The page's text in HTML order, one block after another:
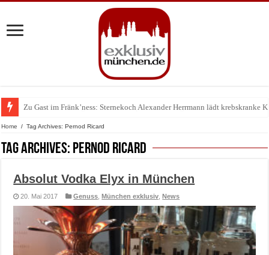
Zu Gast im Fränk’ness: Sternekoch Alexander Herrmann lädt krebskranke
Warum München gerade zum Treffpunkt der Lingerie-Branche wurde
Home / Tag Archives: Pernod Ricard
Tag Archives: Pernod Ricard
Absolut Vodka Elyx in München
20. Mai 2017 Genuss ,München exklusiv ,News